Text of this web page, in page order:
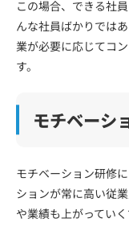
この場合、できる社
んな社員ばかりでは
業が必要に応じてコ
す。
モチベーシ
モチベーション研修
ションが常に高い従
や業績も上がっていく